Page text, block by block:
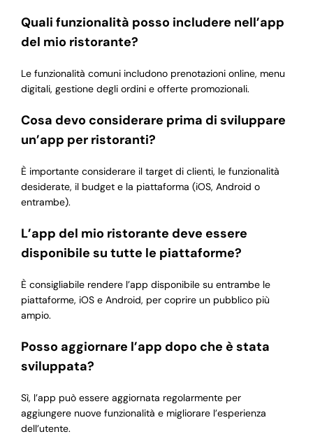
Quali funzionalità posso includere nell’app
del mio ristorante?
Le funzionalità comuni includono prenotazioni online, menu
digitali, gestione degli ordini e offerte promozionali.
Cosa devo considerare prima di sviluppare
un’app per ristoranti?
È importante considerare il target di clienti, le funzionalità
desiderate, il budget e la piattaforma (iOS, Android o
entrambe).
L’app del mio ristorante deve essere
disponibile su tutte le piattaforme?
È consigliabile rendere l’app disponibile su entrambe le
piattaforme, iOS e Android, per coprire un pubblico più
ampio.
Posso aggiornare l’app dopo che è stata
sviluppata?
Sì, l’app può essere aggiornata regolarmente per
aggiungere nuove funzionalità e migliorare l’esperienza
dell’utente.